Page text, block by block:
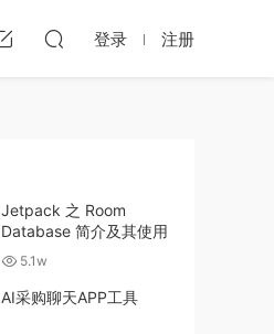
登录 注册
Jetpack 之 Room
Database 简介及其使用
5.1w
AI采购聊天APP工具